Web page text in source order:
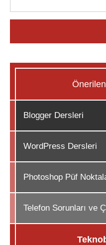
Blogger Dersleri
WordPress Dersleri
Photoshop Püf
Telefon Sorunları ve